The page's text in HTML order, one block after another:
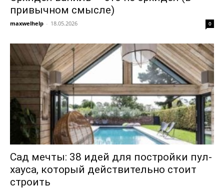
привычном смысле)
maxwelhelp - 18.05.2026 0
Сад мечты: 38 идей для постройки пул-
хауса, который действительно стоит
строить